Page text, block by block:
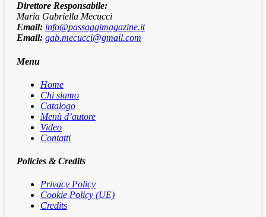
Direttore Responsabile:
Maria Gabriella Mecucci
Email: info@passaggimagazine.it
Email: gab.mecucci@gmail.com
Menu
Home
Chi siamo
Catalogo
Menù d’autore
Video
Contatti
Policies & Credits
Privacy Policy
Cookie Policy (UE)
Credits